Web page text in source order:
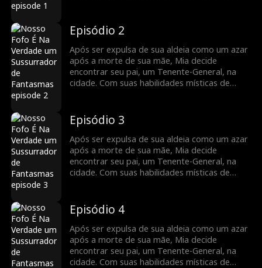
ajudando-os a enfrentar inúmeras crises.
Agora, a chance de mudar o destino de toda
a sua família está ao seu alcance.
Episódio 2
Após ser expulsa de sua aldeia como um azar
após a morte de sua mãe, Mia decide
encontrar seu pai, um Tenente-General, na
cidade. Com suas habilidades místicas de
ajudando-os a enfrentar inúmeras crises.
Agora, a chance de mudar o destino de toda
a sua família está ao seu alcance.
Episódio 3
Após ser expulsa de sua aldeia como um azar
após a morte de sua mãe, Mia decide
encontrar seu pai, um Tenente-General, na
cidade. Com suas habilidades místicas de
ajudando-os a enfrentar inúmeras crises.
Agora, a chance de mudar o destino de toda
a sua família está ao seu alcance.
Episódio 4
Após ser expulsa de sua aldeia como um azar
após a morte de sua mãe, Mia decide
encontrar seu pai, um Tenente-General, na
cidade. Com suas habilidades místicas de